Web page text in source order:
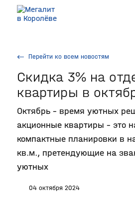
Перейти ко всем новостям
Скидка 3% на
квартиры в
Октябрь – время уютных
акционные квартиры – это
компактные планировки в
кв.м., претендующие на
уютных
04 октября 2024